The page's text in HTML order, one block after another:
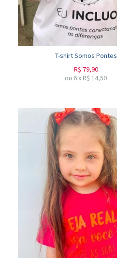
T-shirt Somos Pontes
R$ 79,90
ou 6x R$14,50